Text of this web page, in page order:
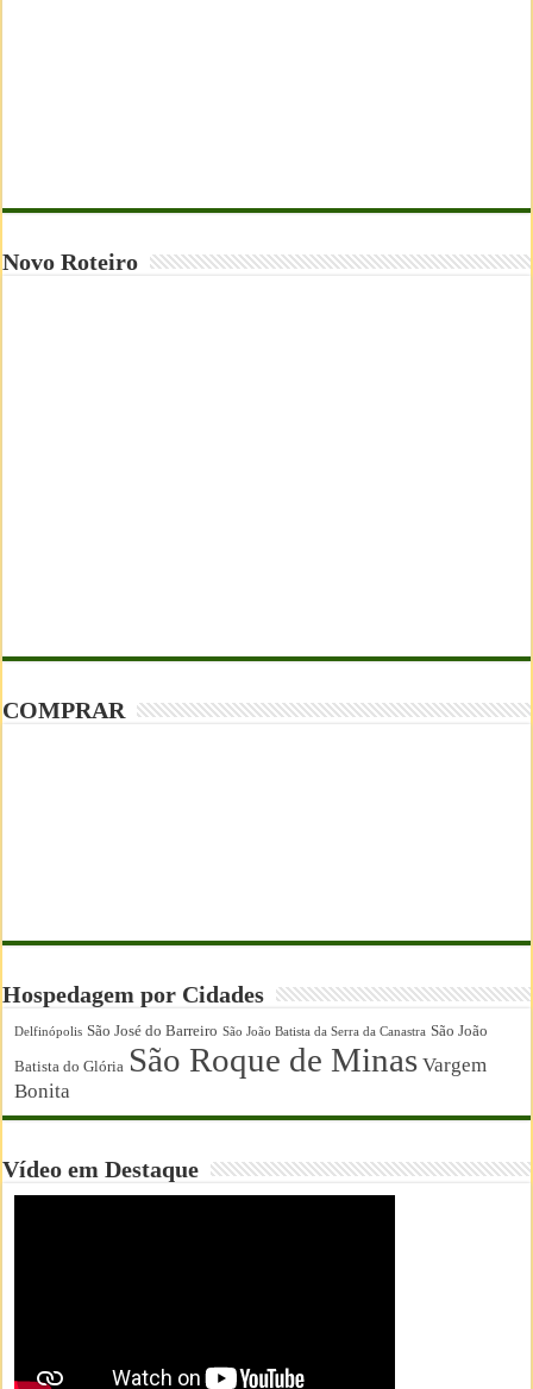
Novo Roteiro
COMPRAR
Hospedagem por Cidades
Delfinópolis São José do Barreiro São João Batista da Serra da Canastra São João
Batista do Glória São Roque de Minas Vargem
Bonita
Vídeo em Destaque